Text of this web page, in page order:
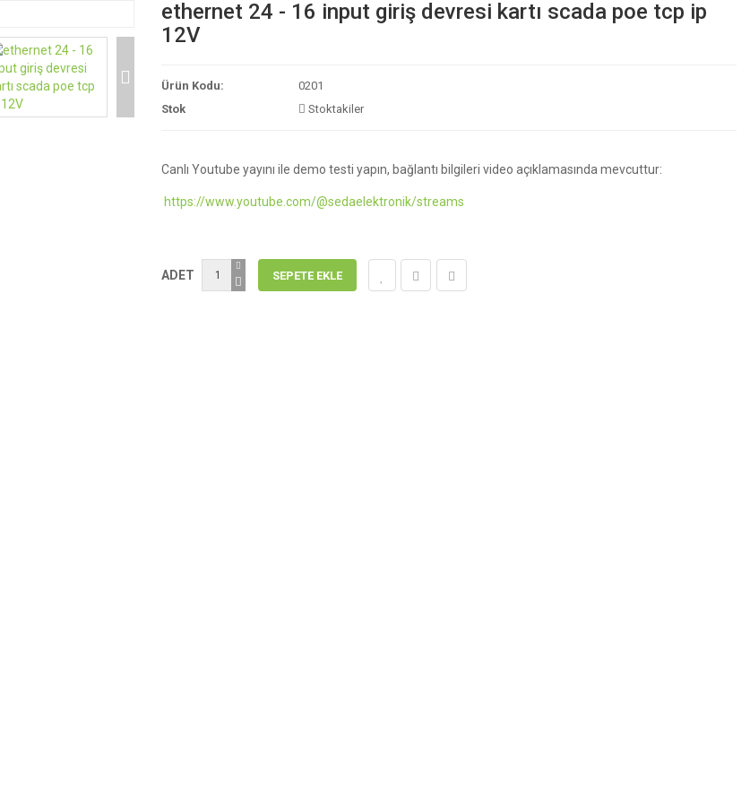
ethernet 24 - 16 input giriş devresi kartı scada poe tcp ip
12V
Ürün Kodu:
0201
Stok
Stoktakiler
Canlı Youtube yayını ile demo testi yapın, bağlantı bilgileri video açıklamasında mevcuttur:
https://www.youtube.com/@sedaelektronik/streams
ADET